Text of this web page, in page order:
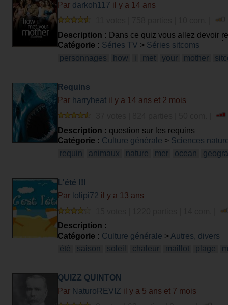
Par darkoh117 il y a 14 ans
Description : Dans ce quiz vous allez devoir
(attention les photos n'ont rien a voir avec la
Catégorie : Séries TV > Séries sitcoms
personnages
how i met your mother
Requins
Par harryheat il y a 14 ans et 2 mois
Description : question sur les requins
Catégorie : Culture générale > Sciences
requin
animaux nature mer ocean
L'été !!!
Par lolipi72 il y a 13 ans
Description :
Catégorie : Culture générale > Autres, divers
été
saison soleil chaleur maillot plage
QUIZZ QUINTON
Par NaturoREVIZ il y a 5 ans et 7 mois